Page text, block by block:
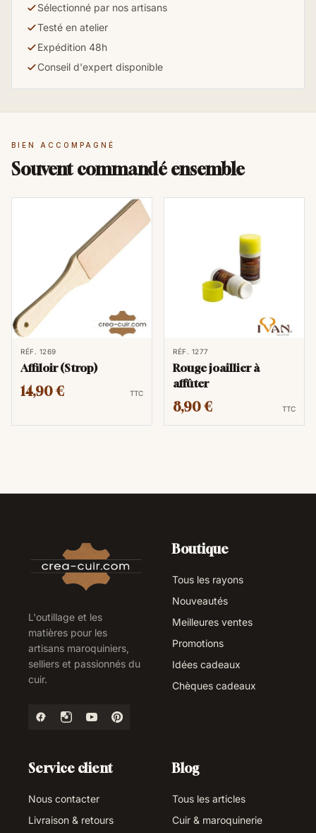
Sélectionné par nos artisans
Testé en atelier
Expédition 48h
Conseil d'expert disponible
BIEN ACCOMPAGNÉ
Souvent commandé ensemble
RÉF. 1269
Affiloir (Strop)
14,90 € TTC
RÉF. 1277
Rouge joaillier à
affûter
8,90 € TTC
L'outillage et les
matières pour les
artisans maroquiniers,
selliers et passionnés du
cuir.
Boutique
Tous les rayons
Nouveautés
Meilleures ventes
Promotions
Idées cadeaux
Chèques cadeaux
Service client
Nous contacter
Livraison & retours
Blog
Tous les articles
Cuir & maroquinerie